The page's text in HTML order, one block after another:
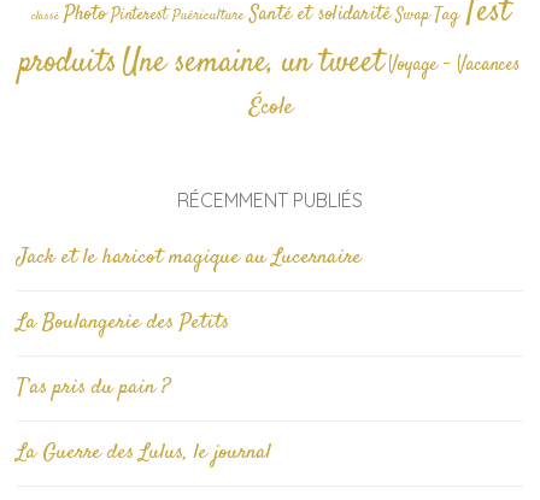
classé Photo Pinterest Puériculture Santé et solidarité Swap TagTest
produitsUne semaine, un tweetVoyage - Vacances
École
RÉCEMMENT PUBLIÉS
Jack et le haricot magique au Lucernaire
La Boulangerie des Petits
T’as pris du pain ?
La Guerre des Lulus, le journal